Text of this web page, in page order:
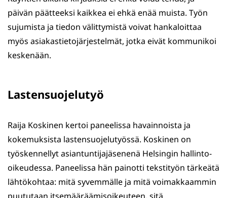
päivän päätteeksi kaikkea ei ehkä enää muista. Työn
sujumista ja tiedon välittymistä voivat hankaloittaa
myös asiakastietojärjestelmät, jotka eivät kommunikoi
keskenään.
Lastensuojelutyö
Raija Koskinen kertoi paneelissa havainnoista ja
kokemuksista lastensuojelutyössä. Koskinen on
työskennellyt asiantuntijajäsenenä Helsingin hallinto-
oikeudessa. Paneelissa hän painotti tekstityön tärkeätä
lähtökohtaa: mitä syvemmälle ja mitä voimakkaammin